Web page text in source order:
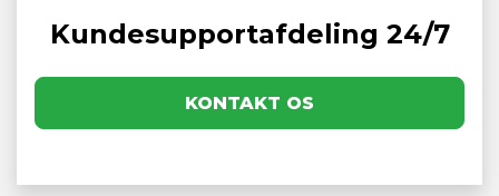
Kundesupportafdeling 24/7
KONTAKT OS